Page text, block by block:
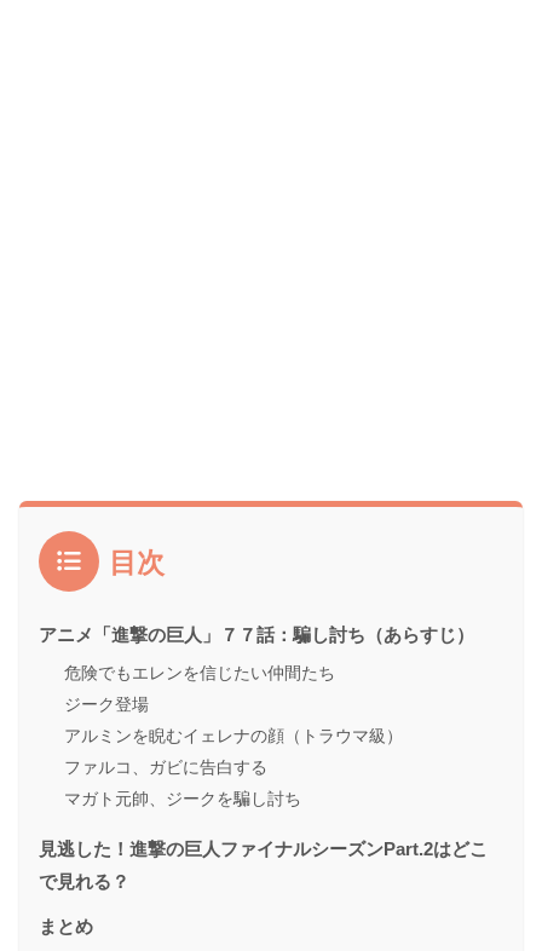
目次
アニメ「進撃の巨人」７７話：騙し討ち（あらすじ）
危険でもエレンを信じたい仲間たち
ジーク登場
アルミンを睨むイェレナの顔（トラウマ級）
ファルコ、ガビに告白する
マガト元帥、ジークを騙し討ち
見逃した！進撃の巨人ファイナルシーズンPart.2はどこ
で見れる？
まとめ